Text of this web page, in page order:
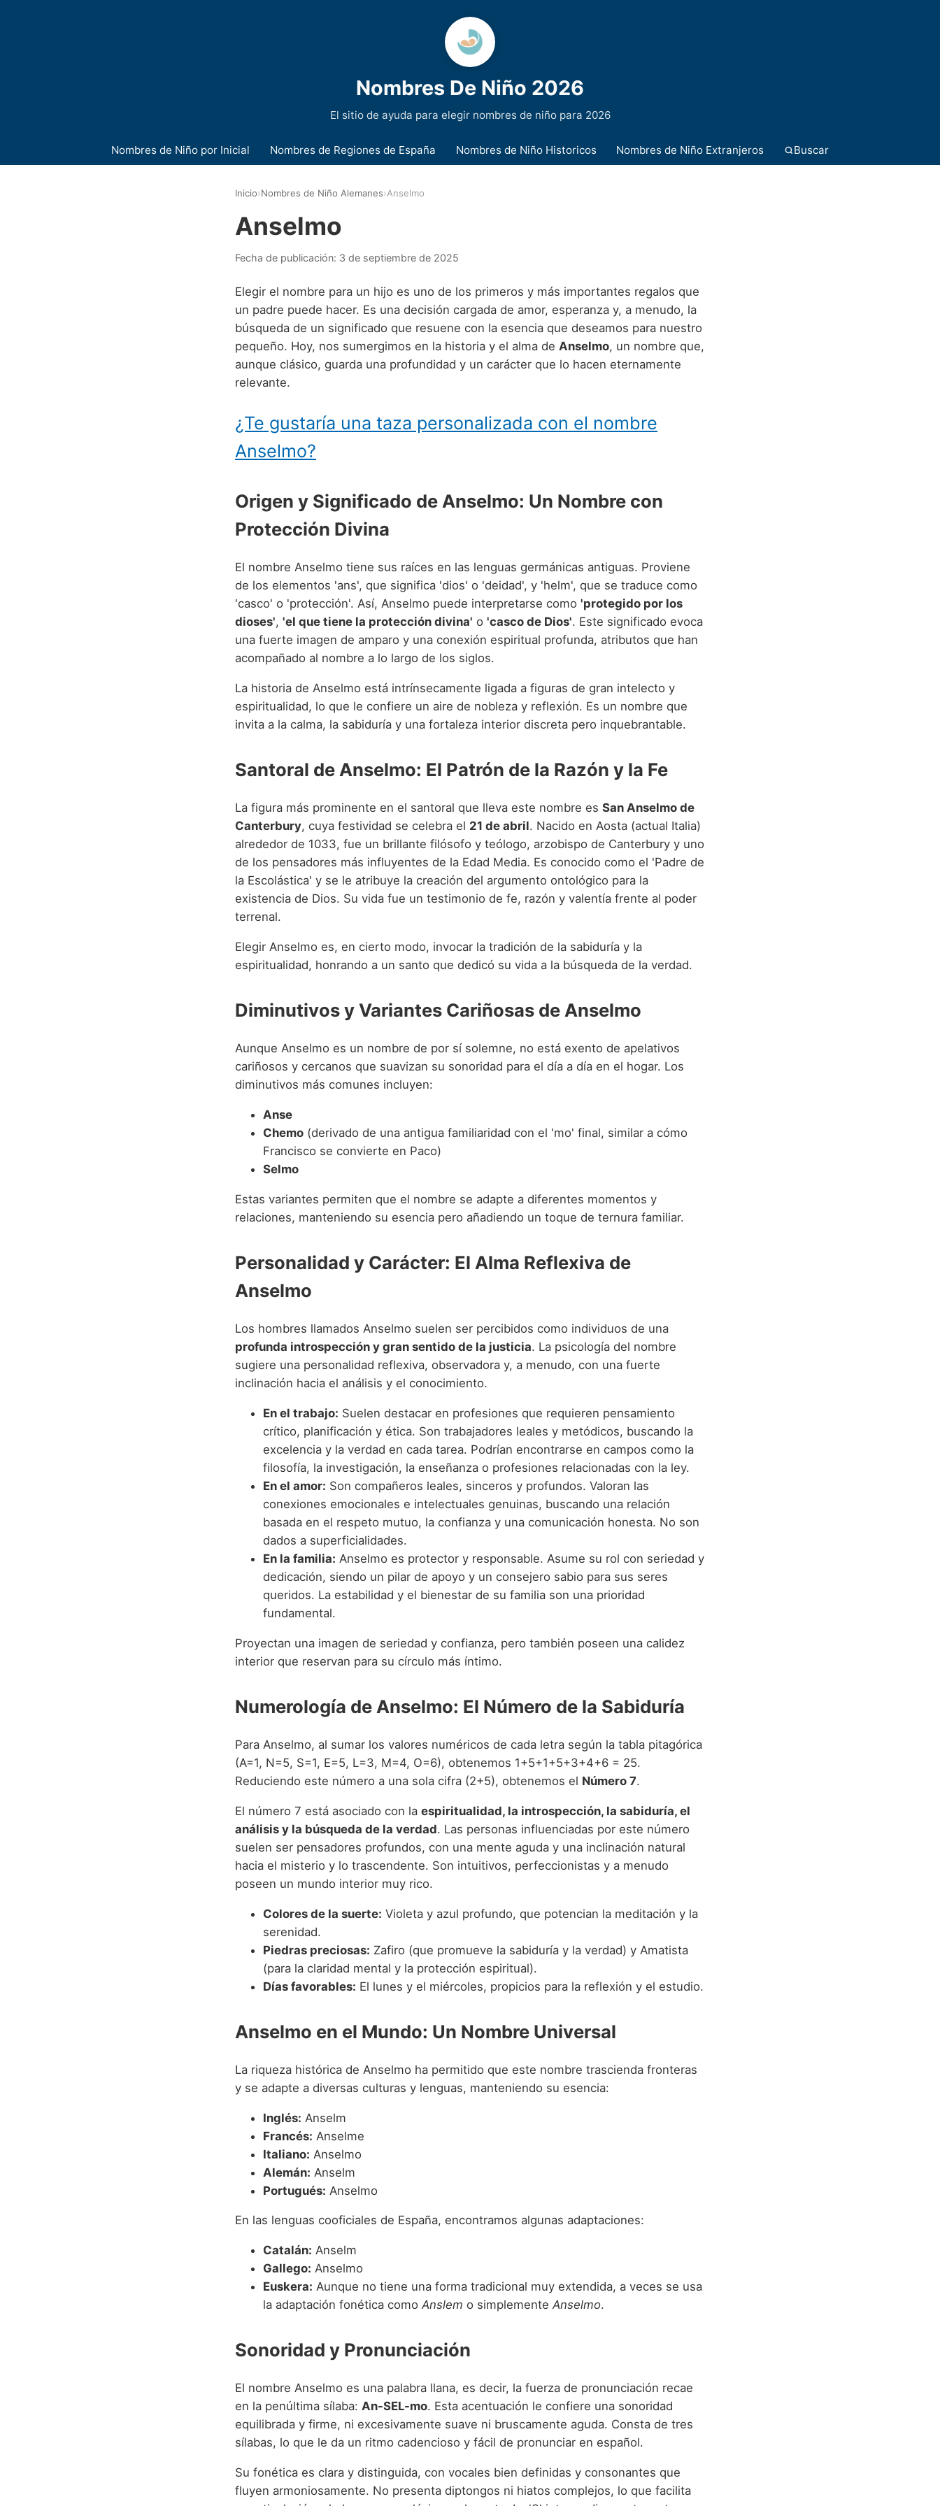
Nombres De Niño 2026
El sitio de ayuda para elegir nombres de niño para 2026
Nombres de Niño por Inicial Nombres de Regiones de España Nombres de Niño Historicos Nombres de Niño Extranjeros Buscar
Inicio›Nombres de Niño Alemanes›Anselmo
Anselmo
Fecha de publicación: 3 de septiembre de 2025
Elegir el nombre para un hijo es uno de los primeros y más importantes regalos que
un padre puede hacer. Es una decisión cargada de amor, esperanza y, a menudo, la
búsqueda de un significado que resuene con la esencia que deseamos para nuestro
pequeño. Hoy, nos sumergimos en la historia y el alma de Anselmo, un nombre que,
aunque clásico, guarda una profundidad y un carácter que lo hacen eternamente
relevante.
¿Te gustaría una taza personalizada con el nombre
Anselmo?
Origen y Significado de Anselmo: Un Nombre con
Protección Divina
El nombre Anselmo tiene sus raíces en las lenguas germánicas antiguas. Proviene
de los elementos 'ans', que significa 'dios' o 'deidad', y 'helm', que se traduce como
'casco' o 'protección'. Así, Anselmo puede interpretarse como 'protegido por los
dioses', 'el que tiene la protección divina' o 'casco de Dios'. Este significado evoca
una fuerte imagen de amparo y una conexión espiritual profunda, atributos que han
acompañado al nombre a lo largo de los siglos.
La historia de Anselmo está intrínsecamente ligada a figuras de gran intelecto y
espiritualidad, lo que le confiere un aire de nobleza y reflexión. Es un nombre que
invita a la calma, la sabiduría y una fortaleza interior discreta pero inquebrantable.
Santoral de Anselmo: El Patrón de la Razón y la Fe
La figura más prominente en el santoral que lleva este nombre es San Anselmo de
Canterbury, cuya festividad se celebra el 21 de abril. Nacido en Aosta (actual Italia)
alrededor de 1033, fue un brillante filósofo y teólogo, arzobispo de Canterbury y uno
de los pensadores más influyentes de la Edad Media. Es conocido como el 'Padre de
la Escolástica' y se le atribuye la creación del argumento ontológico para la
existencia de Dios. Su vida fue un testimonio de fe, razón y valentía frente al poder
terrenal.
Elegir Anselmo es, en cierto modo, invocar la tradición de la sabiduría y la
espiritualidad, honrando a un santo que dedicó su vida a la búsqueda de la verdad.
Diminutivos y Variantes Cariñosas de Anselmo
Aunque Anselmo es un nombre de por sí solemne, no está exento de apelativos
cariñosos y cercanos que suavizan su sonoridad para el día a día en el hogar. Los
diminutivos más comunes incluyen:
Anse
Chemo (derivado de una antigua familiaridad con el 'mo' final, similar a cómo
Francisco se convierte en Paco)
Selmo
Estas variantes permiten que el nombre se adapte a diferentes momentos y
relaciones, manteniendo su esencia pero añadiendo un toque de ternura familiar.
Personalidad y Carácter: El Alma Reflexiva de
Anselmo
Los hombres llamados Anselmo suelen ser percibidos como individuos de una
profunda introspección y gran sentido de la justicia. La psicología del nombre
sugiere una personalidad reflexiva, observadora y, a menudo, con una fuerte
inclinación hacia el análisis y el conocimiento.
En el trabajo: Suelen destacar en profesiones que requieren pensamiento
crítico, planificación y ética. Son trabajadores leales y metódicos, buscando la
excelencia y la verdad en cada tarea. Podrían encontrarse en campos como la
filosofía, la investigación, la enseñanza o profesiones relacionadas con la ley.
En el amor: Son compañeros leales, sinceros y profundos. Valoran las
conexiones emocionales e intelectuales genuinas, buscando una relación
basada en el respeto mutuo, la confianza y una comunicación honesta. No son
dados a superficialidades.
En la familia: Anselmo es protector y responsable. Asume su rol con seriedad y
dedicación, siendo un pilar de apoyo y un consejero sabio para sus seres
queridos. La estabilidad y el bienestar de su familia son una prioridad
fundamental.
Proyectan una imagen de seriedad y confianza, pero también poseen una calidez
interior que reservan para su círculo más íntimo.
Numerología de Anselmo: El Número de la Sabiduría
Para Anselmo, al sumar los valores numéricos de cada letra según la tabla pitagórica
(A=1, N=5, S=1, E=5, L=3, M=4, O=6), obtenemos 1+5+1+5+3+4+6 = 25.
Reduciendo este número a una sola cifra (2+5), obtenemos el Número 7.
El número 7 está asociado con la espiritualidad, la introspección, la sabiduría, el
análisis y la búsqueda de la verdad. Las personas influenciadas por este número
suelen ser pensadores profundos, con una mente aguda y una inclinación natural
hacia el misterio y lo trascendente. Son intuitivos, perfeccionistas y a menudo
poseen un mundo interior muy rico.
Colores de la suerte: Violeta y azul profundo, que potencian la meditación y la
serenidad.
Piedras preciosas: Zafiro (que promueve la sabiduría y la verdad) y Amatista
(para la claridad mental y la protección espiritual).
Días favorables: El lunes y el miércoles, propicios para la reflexión y el estudio.
Anselmo en el Mundo: Un Nombre Universal
La riqueza histórica de Anselmo ha permitido que este nombre trascienda fronteras
y se adapte a diversas culturas y lenguas, manteniendo su esencia:
Inglés: Anselm
Francés: Anselme
Italiano: Anselmo
Alemán: Anselm
Portugués: Anselmo
En las lenguas cooficiales de España, encontramos algunas adaptaciones:
Catalán: Anselm
Gallego: Anselmo
Euskera: Aunque no tiene una forma tradicional muy extendida, a veces se usa
la adaptación fonética como Anslem o simplemente Anselmo.
Sonoridad y Pronunciación
El nombre Anselmo es una palabra llana, es decir, la fuerza de pronunciación recae
en la penúltima sílaba: An-SEL-mo. Esta acentuación le confiere una sonoridad
equilibrada y firme, ni excesivamente suave ni bruscamente aguda. Consta de tres
sílabas, lo que le da un ritmo cadencioso y fácil de pronunciar en español.
Su fonética es clara y distinguida, con vocales bien definidas y consonantes que
fluyen armoniosamente. No presenta diptongos ni hiatos complejos, lo que facilita